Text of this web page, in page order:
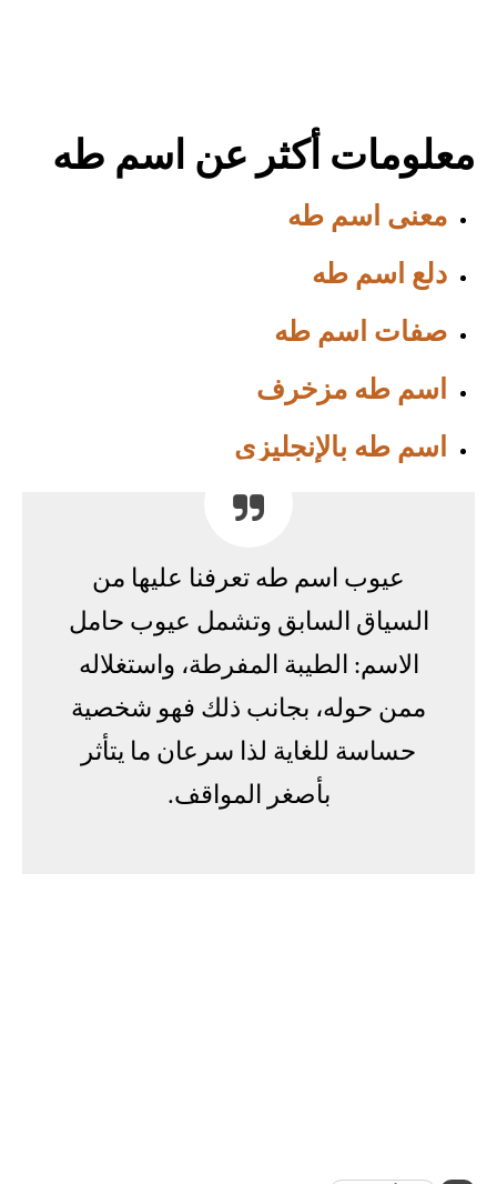
معلومات أكثر عن اسم طه
معنى اسم طه
دلع اسم طه
صفات اسم طه
اسم طه مزخرف
اسم طه بالإنجليزي
عيوب اسم طه تعرفنا عليها من
السياق السابق وتشمل عيوب حامل
الاسم: الطيبة المفرطة، واستغلاله
ممن حوله، بجانب ذلك فهو شخصية
حساسة للغاية لذا سرعان ما يتأثر
بأصغر المواقف.